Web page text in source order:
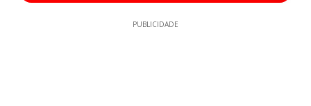
PUBLICIDADE